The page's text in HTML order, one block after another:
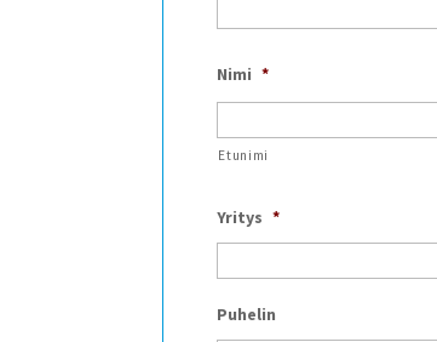
Nimi *
Etunimi
Yritys *
Puhelin